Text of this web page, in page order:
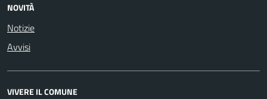
NOVITÀ
Notizie
Avvisi
VIVERE IL COMUNE